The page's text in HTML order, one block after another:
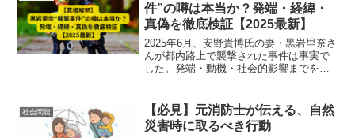
件”の噂は本当か？発端・経緯・
真偽を徹底検証【2025最新】
2025年6月、安野貴博氏の妻・黒岩里奈さ
んが都内路上で襲撃された事件は事実で
した。発端・動機・社会的影響までを徹
社会問題
【必見】元消防士が伝える、自然
災害時に取るべき行動